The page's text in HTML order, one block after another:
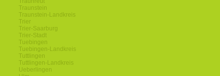
Traunstein
Traunstein-Landkreis
Trier
Trier-Saarburg
Trier-Stadt
Tuebingen
Tuebingen-Landkreis
Tuttlingen
Tuttlingen-Landkreis
Ueberlingen